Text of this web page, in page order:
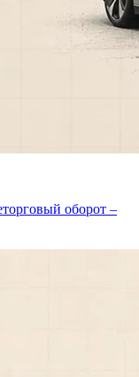
оборот –